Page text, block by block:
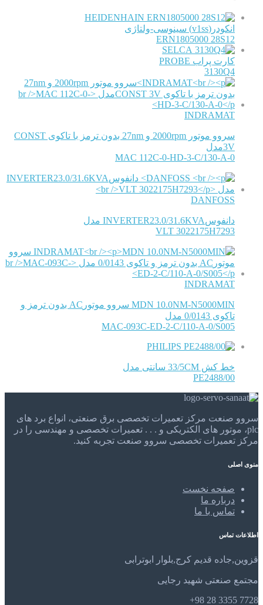
HEIDENHAIN
انکودر(v1ss) سینوسی-ولتاژی
ERN1805000 28S12
SELCA
کارت پراب PROBE
3130Q4
INDRAMAT
سروو موتور 2000rpm و 27nm بدون ترمز با تاکوی CONST
3Vمدل
MAC 112C-0-HD-3-C/130-A-0
DANFOSS
دانفوسINVERTER23.0/31.6KVA مدل
VLT 3022175H7293
INDRAMAT
MDN 10.0NM-N5000MIN سروو موتورAC بدون ترمز و
تاکوی 0/0143 مدل
MAC-093C-ED-2-C/110-A-0/S005
PHILIPS
خط کش 33/5CM سانتی مدل
PE2488/00
سروو صنعت مرکز تعمیرات تخصصی برق صنعتی، انواع برد های
plc، موتور های الکتریکی و . . . تعمیرات تخصصی و مهندسی را در
مرکز تعمیرات تخصصی سروو صنعت تجربه کنید.
منوی اصلی
صفحه نخست
درباره ما
تماس با ما
اطلاعات تماس
قزوین,جاده قدیم کرج,بلوار ابوترابی
مجتمع صنعتی شهید رجایی
7728 3355 28 98+